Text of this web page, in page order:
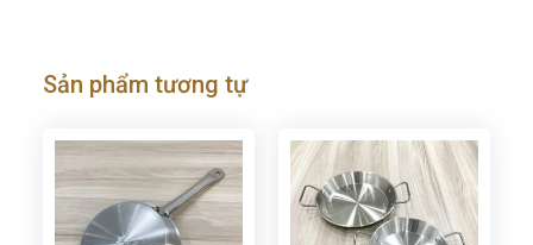
Sản phẩm tương tự